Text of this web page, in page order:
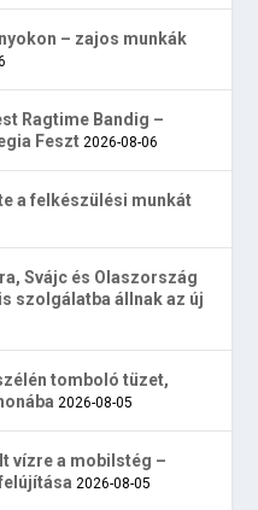
– zajos munkák
Ragtime Bandig –
Feszt 2026-08-06
a felkészülési munkát
Svájc és Olaszország
szolgálatba állnak az új
tomboló tüzet,
2026-08-05
vízre a mobilstég –
2026-08-05